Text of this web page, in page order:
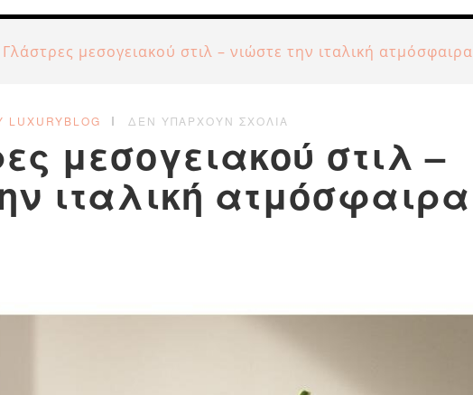
Γλάστρες μεσογειακού στιλ – νιώστε την ιταλική ατμόσφαιρα
LUXURYBLOG ΔΕΝ ΥΠΆΡΧΟΥΝ ΣΧΌΛΙΑ
μεσογειακού στιλ –
ιταλική ατμόσφαιρα